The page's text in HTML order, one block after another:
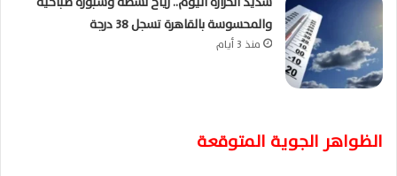
والمحسوسة بالقاهرة تسجل 38 درجة
منذ 3 أيام
الظواهر الجوية المتوقعة